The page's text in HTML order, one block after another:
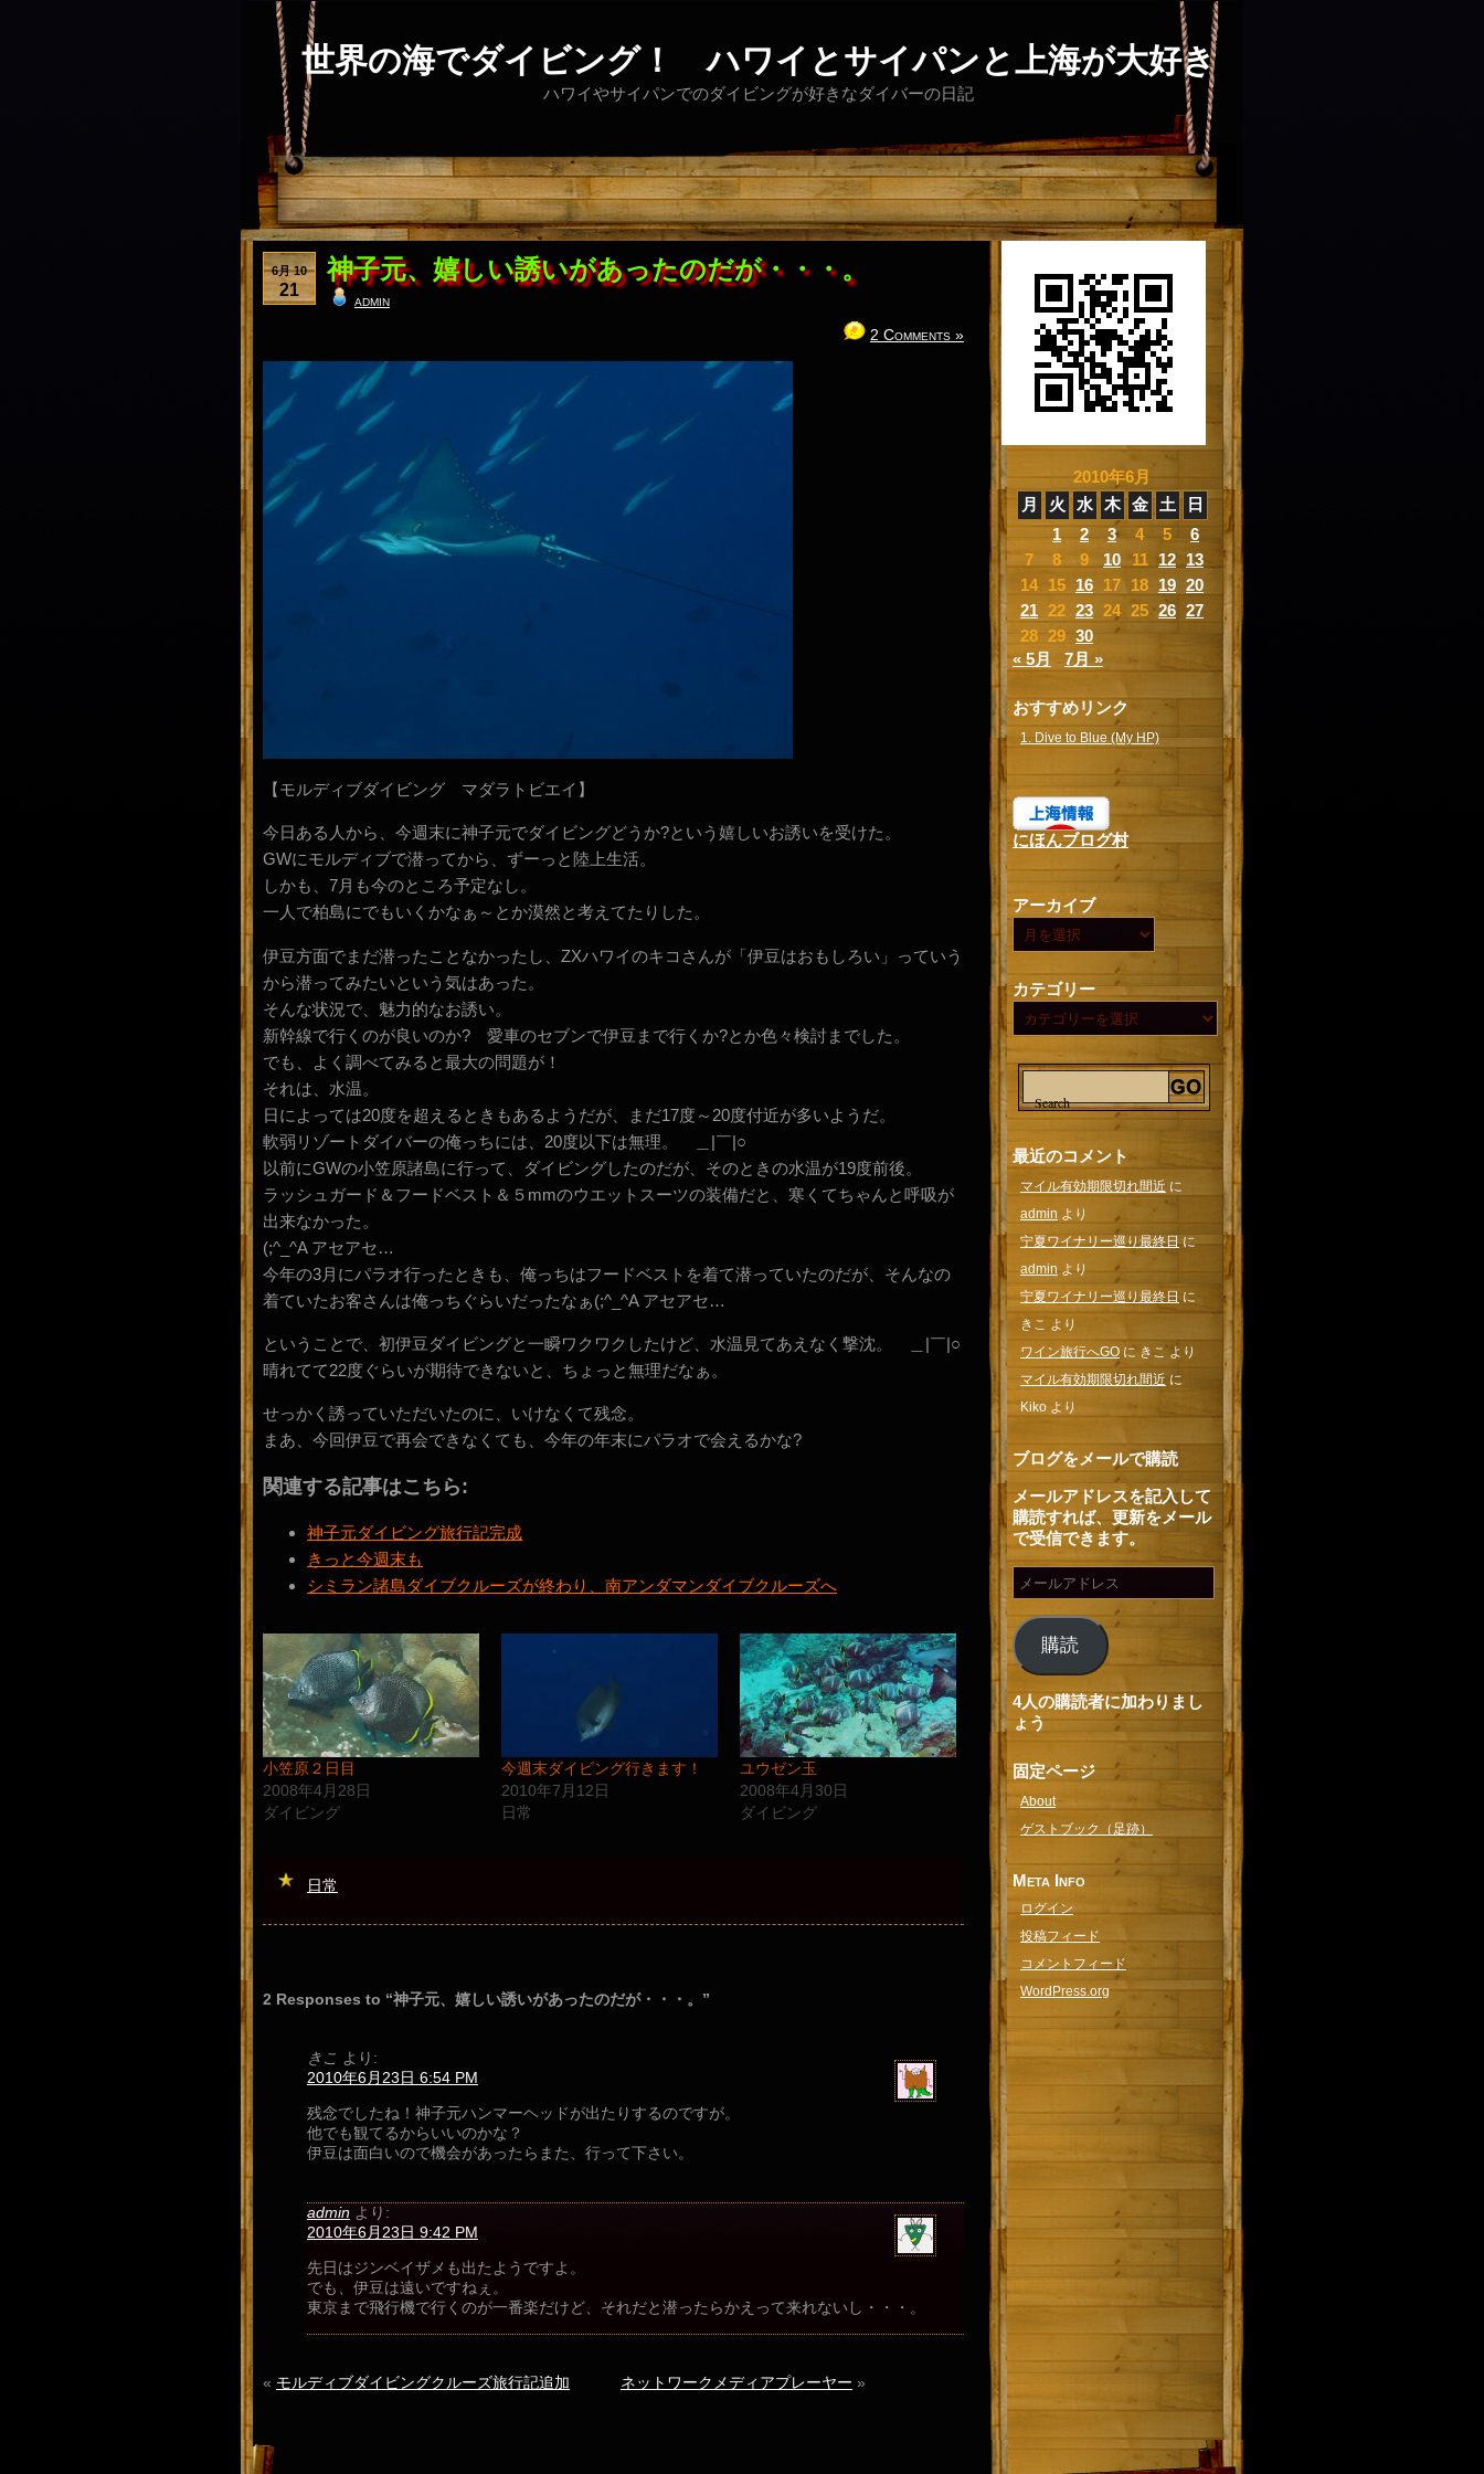
世界の海でダイビング！ ハワイとサイパンと上海が大好き
ハワイやサイパンでのダイビングが好きなダイバーの日記
6月 10
21
神子元、嬉しい誘いがあったのだが・・・。
admin
2 Comments »
【モルディブダイビング マダラトビエイ】
今日ある人から、今週末に神子元でダイビングどうか?という嬉しいお誘いを受けた。
GWにモルディブで潜ってから、ずーっと陸上生活。
しかも、7月も今のところ予定なし。
一人で柏島にでもいくかなぁ～とか漠然と考えてたりした。
伊豆方面でまだ潜ったことなかったし、ZXハワイのキコさんが「伊豆はおもしろい」っていう
から潜ってみたいという気はあった。
そんな状況で、魅力的なお誘い。
新幹線で行くのが良いのか? 愛車のセブンで伊豆まで行くか?とか色々検討までした。
でも、よく調べてみると最大の問題が！
それは、水温。
日によっては20度を超えるときもあるようだが、まだ17度～20度付近が多いようだ。
軟弱リゾートダイバーの俺っちには、20度以下は無理。 ＿|￣|○
以前にGWの小笠原諸島に行って、ダイビングしたのだが、そのときの水温が19度前後。
ラッシュガード＆フードベスト＆５mmのウエットスーツの装備だと、寒くてちゃんと呼吸が
出来なかった。
(;^_^A アセアセ…
今年の3月にパラオ行ったときも、俺っちはフードベストを着て潜っていたのだが、そんなの
着ていたお客さんは俺っちぐらいだったなぁ(;^_^A アセアセ…
ということで、初伊豆ダイビングと一瞬ワクワクしたけど、水温見てあえなく撃沈。 ＿|￣|○
晴れてて22度ぐらいが期待できないと、ちょっと無理だなぁ。
せっかく誘っていただいたのに、いけなくて残念。
まあ、今回伊豆で再会できなくても、今年の年末にパラオで会えるかな?
関連する記事はこちら:
神子元ダイビング旅行記完成
きっと今週末も
シミラン諸島ダイブクルーズが終わり、南アンダマンダイブクルーズへ
小笠原２日目
2008年4月28日
ダイビング
今週末ダイビング行きます！
2010年7月12日
日常
ユウゼン玉
2008年4月30日
ダイビング
日常
2 Responses to “神子元、嬉しい誘いがあったのだが・・・。”
きこ より:
2010年6月23日 6:54 PM
残念でしたね！神子元ハンマーヘッドが出たりするのですが。
他でも観てるからいいのかな？
伊豆は面白いので機会があったらまた、行って下さい。
admin より:
2010年6月23日 9:42 PM
先日はジンベイザメも出たようですよ。
でも、伊豆は遠いですねぇ。
東京まで飛行機で行くのが一番楽だけど、それだと潜ったらかえって来れないし・・・。
« モルディブダイビングクルーズ旅行記追加 ネットワークメディアプレーヤー »
2010年6月
月
火 水 木 金 土
日
1
2 3 4 5
6
7
8 9 10 11 12 13
14 15 16 17 18 19 20
21 22 23 24 25 26 27
28 29 30
« 5月
7月 »
おすすめリンク
1. Dive to Blue (My HP)
にほんブログ村
アーカイブ
カテゴリー
最近のコメント
マイル有効期限切れ間近 に
admin より
宁夏ワイナリー巡り最終日に
admin より
宁夏ワイナリー巡り最終日 に
きこ より
ワイン旅行へGO に きこより
マイル有効期限切れ間近 に
Kiko より
ブログをメールで購読
メールアドレスを記入して
購読すれば、更新をメール
で受信できます。
購読
4人の購読者に加わりまし
ょう
固定ページ
About
ゲストブック（足跡）
Meta Info
ログイン
投稿フィード
コメントフィード
WordPress.org